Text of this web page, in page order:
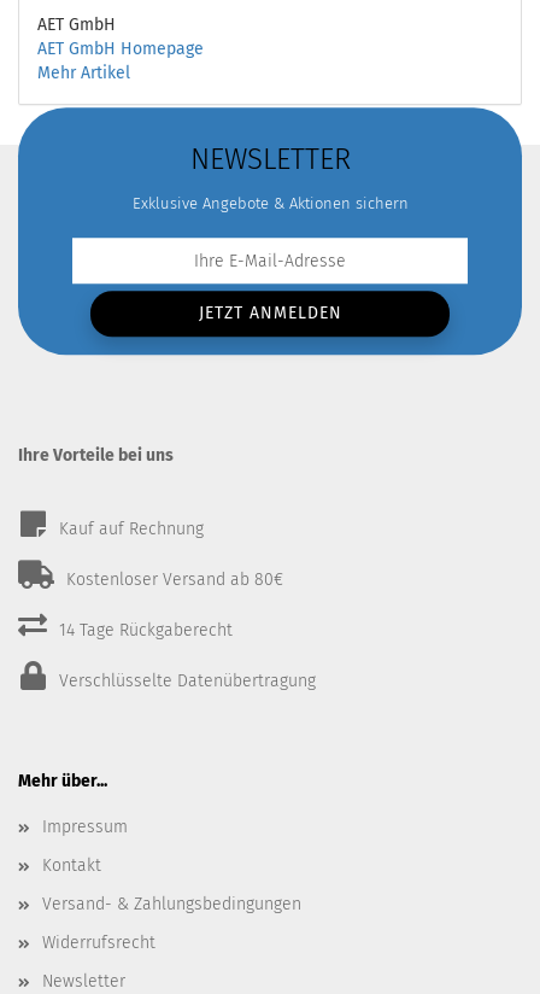
AET GmbH
AET GmbH Homepage
Mehr Artikel
NEWSLETTER
Exklusive Angebote & Aktionen sichern
Ihre Vorteile bei uns
Kauf auf Rechnung
Kostenloser Versand ab 80€
14 Tage Rückgaberecht
Verschlüsselte Datenübertragung
Mehr über...
Impressum
Kontakt
Versand- & Zahlungsbedingungen
Widerrufsrecht
Newsletter